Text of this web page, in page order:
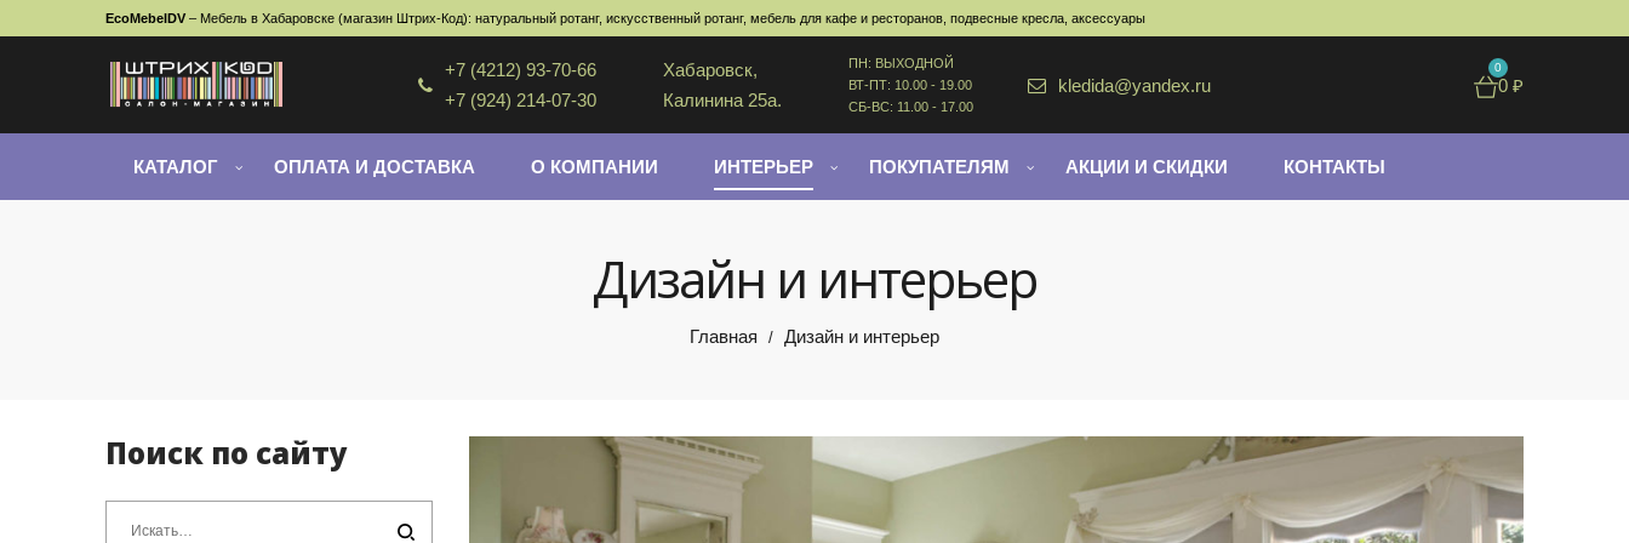
EcoMebelDV – Мебель в Хабаровске (магазин Штрих-Код): натуральный ротанг, искусственный ротанг, мебель для кафе и ресторанов, подвесные кресла, аксессуары
+7 (4212) 93-70-66
+7 (924) 214-07-30
Хабаровск,
Калинина 25а.
ПН: ВЫХОДНОЙ
ВТ-ПТ: 10.00 - 19.00
СБ-ВС: 11.00 - 17.00
kledida@yandex.ru
0
0 ₽
КАТАЛОГ ОПЛАТА И ДОСТАВКА О КОМПАНИИ ИНТЕРЬЕР ПОКУПАТЕЛЯМ АКЦИИ И СКИДКИ КОНТАКТЫ
Дизайн и интерьер
Главная / Дизайн и интерьер
Поиск по сайту